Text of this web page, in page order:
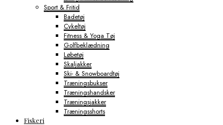
Sport & Fritid
Badetøj
Cykeltøj
Fitness & Yoga Tøj
Golfbeklædning
Løbetøj
Skaljakker
Ski- & Snowboardtøj
Træningsbukser
Træningshandsker
Træningsjakker
Træningsshorts
Fiskeri